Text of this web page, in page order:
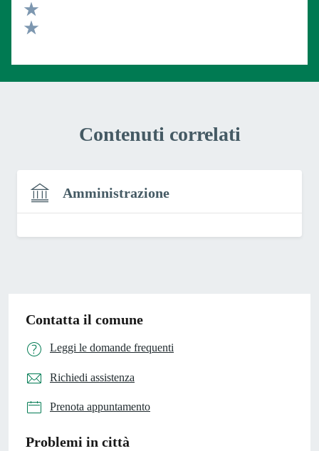
Valuta 3 stelle su 5
Valuta 2 stelle su 5
Contenuti correlati
Amministrazione
Contatta il comune
Leggi le domande frequenti
Richiedi assistenza
Prenota appuntamento
Problemi in città